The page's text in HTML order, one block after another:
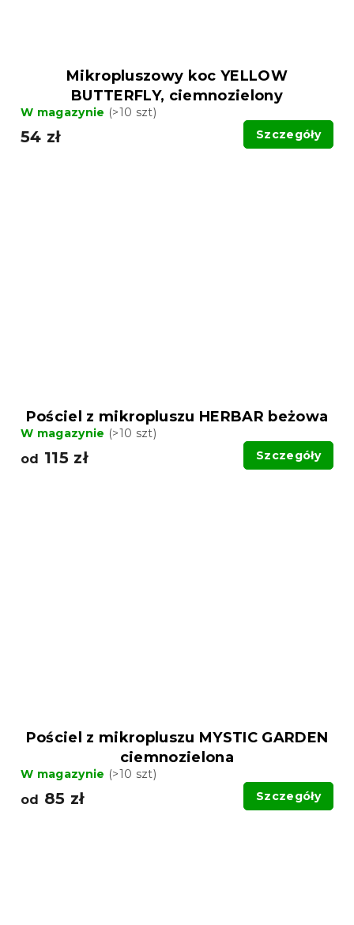
Mikropluszowy koc YELLOW
BUTTERFLY, ciemnozielony
W magazynie (>10 szt)
54 zł Szczegóły
Pościel z mikropluszu HERBAR beżowa
W magazynie (>10 szt)
od 115 zł Szczegóły
Pościel z mikropluszu MYSTIC GARDEN
ciemnozielona
W magazynie (>10 szt)
od 85 zł Szczegóły